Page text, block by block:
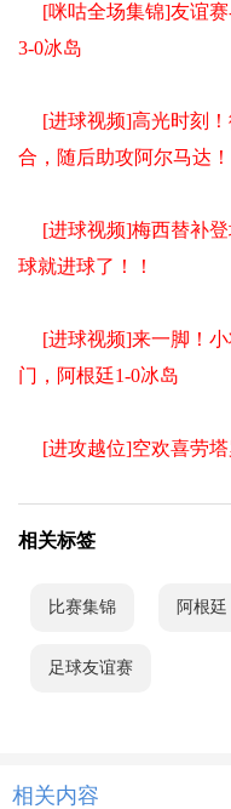
[咪咕全场集锦]友谊
3-0冰岛
[进球视频]高光时刻
合，随后助攻阿尔马达！
[进球视频]梅西替补
球就进球了！！
[进球视频]来一脚！
门，阿根廷1-0冰岛
[进攻越位]空欢喜劳
相关标签
比赛集锦 阿根廷
足球友谊赛
相关内容